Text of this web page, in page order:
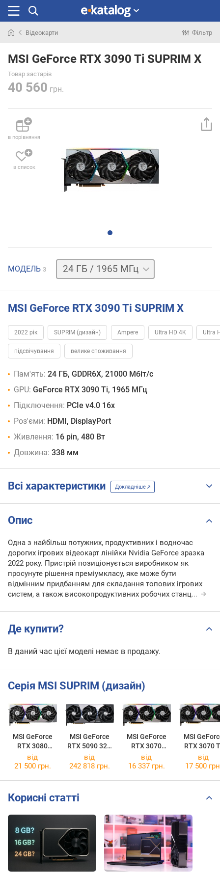
раніше
Відеокарти Фільтр
MSI GeForce RTX 3090 Ti SUPRIM X
Товар застарів
40 560 грн.
в порівняння
в список
МОДЕЛЬ 3
24 ГБ
/
MSI GeForce RTX 3090 Ti SUPRIM X
2022 рік SUPRIM (дизайн) Ampere Ultra HD 4K Ultra
підсвічування велике споживання
Пам'ять: 24 ГБ, GDDR6X, 21000 Мбіт/с
GPU: GeForce RTX 3090 Ti, 1965 МГц
Підключення: PCIe v4.0 16x
Роз'єми: HDMI, DisplayPort
Живлення: 16 pin, 480 Вт
Довжина: 338 мм
Всі характеристики Докладніше
Опис
Одна з найбільш потужних, продуктивних і водночас
дорогих ігрових відеокарт лінійки Nvidia GeForce зразка
2022 року. Пристрій позиціонується виробником як
просунуте рішення преміумкласу, яке може бути
відмінним придбанням для складання топових ігрових
систем, а також високопродуктивних робочих станц...
Де купити?
В даний час цієї моделі немає в продажу.
Серія MSI SUPRIM (дизайн)
MSI GeForce
RTX 3080
SUPRIM X 10G
LHR
MSI GeForce
RTX 5090 32G
SUPRIM SOC
MSI GeForce
RTX 3070
SUPRIM X 8G
MSI
RTX 3070
SUPRIM X
від
21 500 грн.
від
242 818 грн.
від
16 337 грн.
від
17 500
Корисні статті